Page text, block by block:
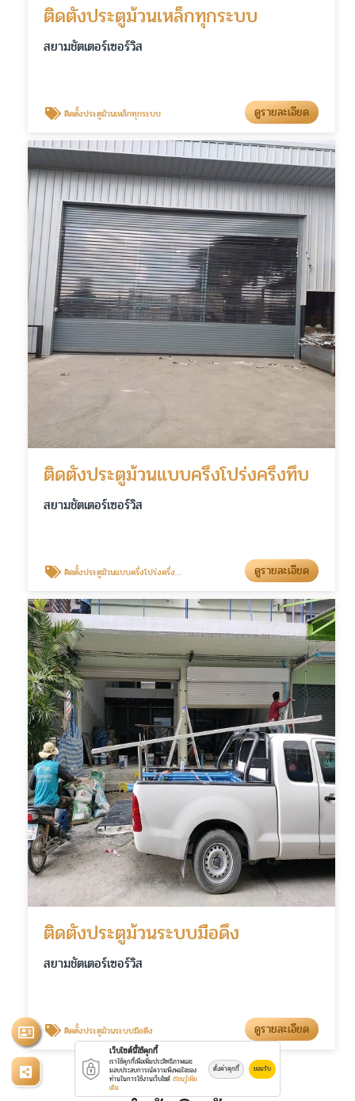
ติดตั้งประตูม้วนเหล็กทุกระบบ
สยามชัตเตอร์เซอร์วิส
ติดตั้งประตูม้วนเหล็กทุกระบบ ดูรายละเอียด
ติดตั้งประตูม้วนแบบครึ่งโปร่งครึ่งทึบ
สยามชัตเตอร์เซอร์วิส
ติดตั้งประตูม้วนแบบครึ่งโปร่งครึ่งทึบ ดูรายละเอียด
ติดตั้งประตูม้วนระบบมือดึง
สยามชัตเตอร์เซอร์วิส
ติดตั้งประตูม้วนระบบมือดึง ดูรายละเอียด
เว็บไซต์นี้ใช้คุกกี้
เราใช้คุกกี้เพื่อเพิ่มประสิทธิภาพและ
มอบประสบการณ์ความพึงพอใจของ
ท่านในการใช้งานเว็บไซต์ เรียนรู้เพิ่ม
เติม
ตั้งค่าคุกกี้ ยอมรับ